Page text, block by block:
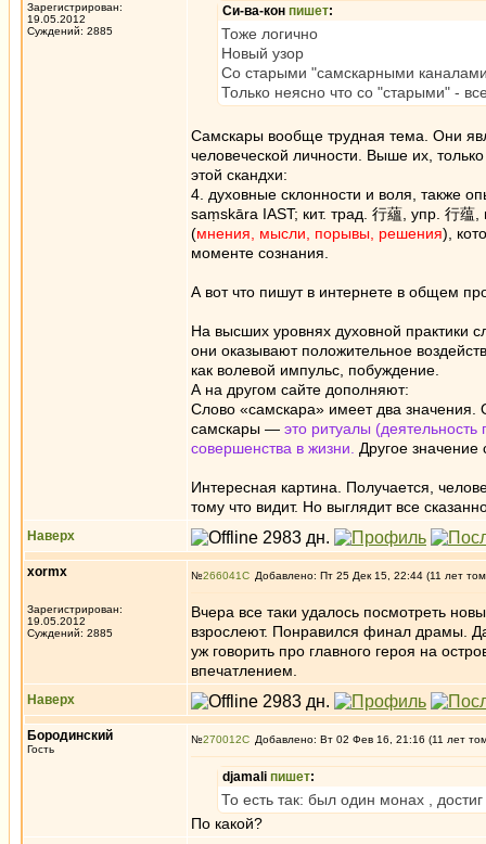
Зарегистрирован:
19.05.2012
Суждений: 2885
Си-ва-кон пишет:
Тоже логично
Новый узор
Со старыми "самскарными
Только неясно что со "старыми" -
Самскары вообще трудная тема. Они
человеческой личности. Выше их,
этой скандхи:
4. духовные склонности и воля, также
saṃskāra IAST; кит. трад. 行蘊, упр. 行
(мнения, мысли, порывы, решения),
моменте сознания.
А вот что пишут в интернете в общем
На высших уровнях духовной практики
они оказывают положительное
как волевой импульс, побуждение.
А на другом сайте дополняют:
Слово «самскара» имеет два
самскары — это ритуалы
совершенства в жизни.
Другое
Интересная картина. Получается,
тому что видит. Но выглядит все
Наверх
xormx
Зарегистрирован:
19.05.2012
Суждений: 2885
№266041 Добавлено: Пт 25 Дек 15, 22:44 (11 лет
Вчера все таки удалось посмотреть
взрослеют. Понравился финал драмы.
уж говорить про главного героя на
впечатлением.
Наверх
Бородинский
Гость
№270012 Добавлено: Вт 02 Фев 16, 21:16 (11 лет
djamali пишет:
То есть так: был один монах ,
По какой?